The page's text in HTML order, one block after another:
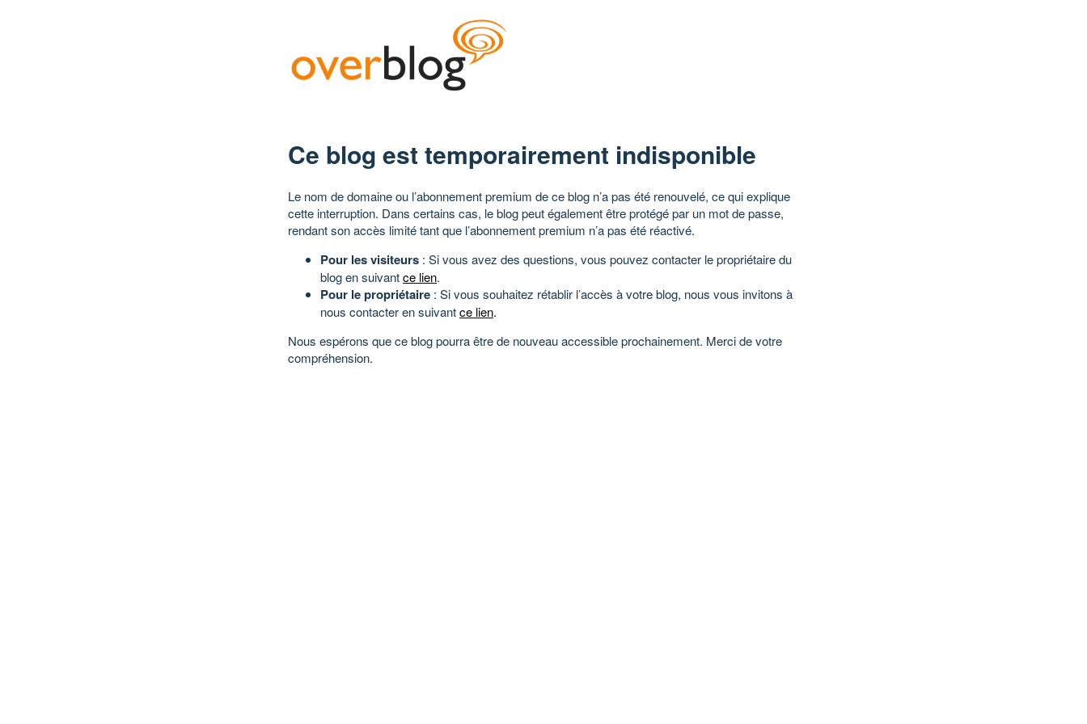
Ce blog est temporairement indisponible
Le nom de domaine ou l’abonnement premium de ce blog n’a pas été renouvelé, ce qui explique
cette interruption. Dans certains cas, le blog peut également être protégé par un mot de passe,
rendant son accès limité tant que l’abonnement premium n’a pas été réactivé.
Pour les visiteurs : Si vous avez des questions, vous pouvez contacter le propriétaire du
blog en suivantce lien.
Pour le propriétaire : Si vous souhaitez rétablir l’accès à votre blog, nous vous invitons à
nous contacter en suivantce lien.
Nous espérons que ce blog pourra être de nouveau accessible prochainement. Merci de votre
compréhension.